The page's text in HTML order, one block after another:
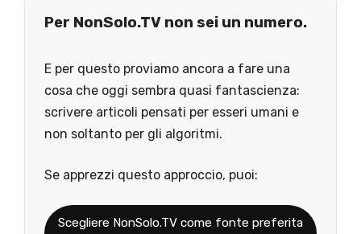
Per NonSolo.TV non sei un numero.
E per questo proviamo ancora a fare una
cosa che oggi sembra quasi fantascienza:
scrivere articoli pensati per esseri umani e
non soltanto per gli algoritmi.
Se apprezzi questo approccio, puoi:
Scegliere NonSolo.TV come fonte preferita